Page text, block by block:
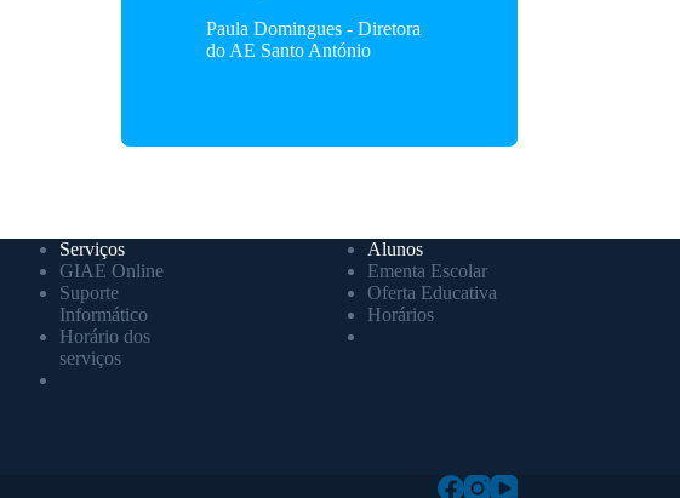
Paula Domingues - Diretora
do AE Santo António
Serviços
GIAE Online
Suporte
Informático
Horário dos
serviços
Alunos
Ementa Escolar
Oferta Educativa
Horários